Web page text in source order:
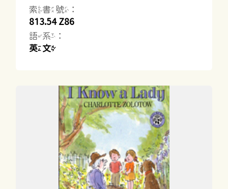
索書號：
813.54 Z86
語系：
英文